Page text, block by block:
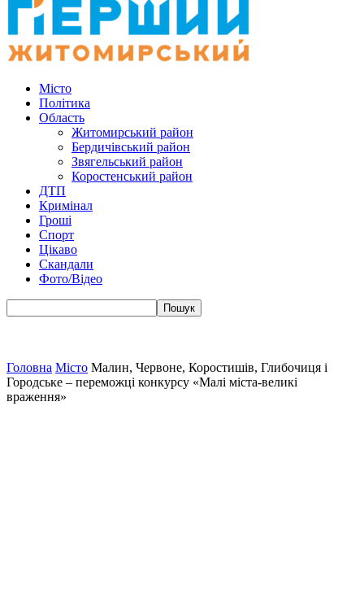
Місто
Політика
Область
Житомирський район
Бердичівський район
Звягельський район
Коростенський район
ДТП
Кримінал
Гроші
Спорт
Цікаво
Скандали
Фото/Відео
Головна Місто Малин, Червоне, Коростишів, Глибочиця і
Городське – переможці конкурсу «Малі міста-великі
враження»